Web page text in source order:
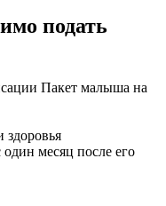
подать
Пакет малыша на
здоровья
месяц после его